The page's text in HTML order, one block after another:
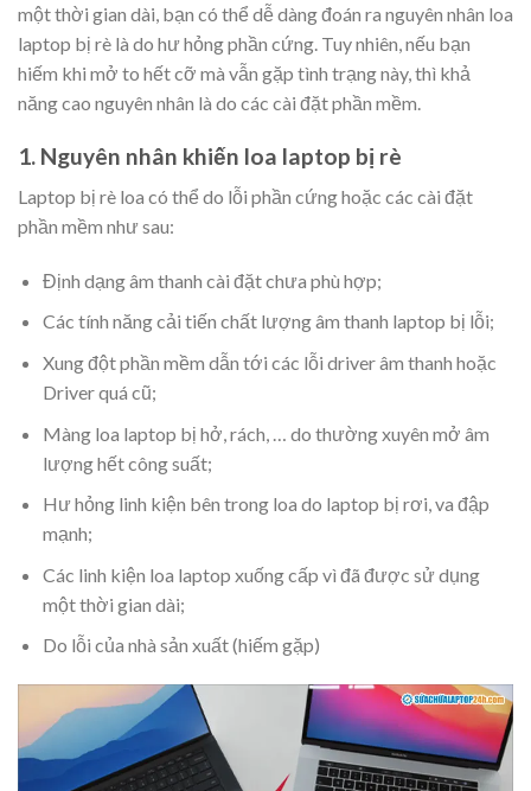
một thời gian dài, bạn có thể dễ dàng đoán ra nguyên nhân loa
laptop bị rè là do hư hỏng phần cứng. Tuy nhiên, nếu bạn
hiếm khi mở to hết cỡ mà vẫn gặp tình trạng này, thì khả
năng cao nguyên nhân là do các cài đặt phần mềm.
1. Nguyên nhân khiến loa laptop bị rè
Laptop bị rè loa có thể do lỗi phần cứng hoặc các cài đặt
phần mềm như sau:
Định dạng âm thanh cài đặt chưa phù hợp;
Các tính năng cải tiến chất lượng âm thanh laptop bị lỗi;
Xung đột phần mềm dẫn tới các lỗi driver âm thanh hoặc
Driver quá cũ;
Màng loa laptop bị hở, rách, … do thường xuyên mở âm
lượng hết công suất;
Hư hỏng linh kiện bên trong loa do laptop bị rơi, va đập
mạnh;
Các linh kiện loa laptop xuống cấp vì đã được sử dụng
một thời gian dài;
Do lỗi của nhà sản xuất (hiếm gặp)